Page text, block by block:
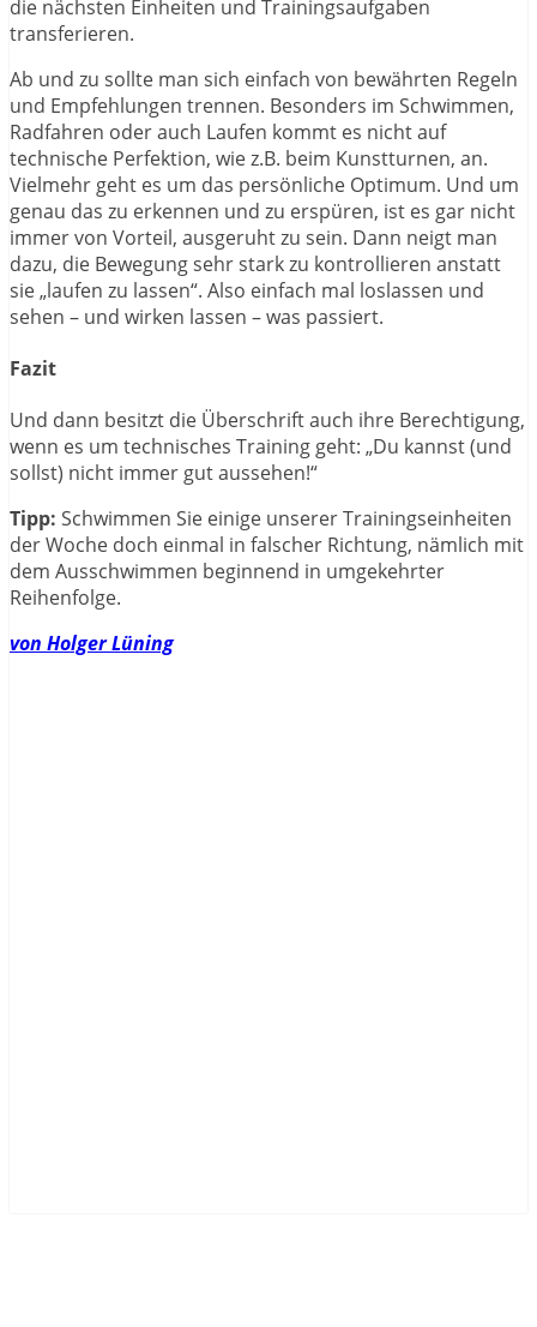
die nächsten Einheiten und Trainingsaufgaben
transferieren.
Ab und zu sollte man sich einfach von bewährten Regeln
und Empfehlungen trennen. Besonders im Schwimmen,
Radfahren oder auch Laufen kommt es nicht auf
technische Perfektion, wie z.B. beim Kunstturnen, an.
Vielmehr geht es um das persönliche Optimum. Und um
genau das zu erkennen und zu erspüren, ist es gar nicht
immer von Vorteil, ausgeruht zu sein. Dann neigt man
dazu, die Bewegung sehr stark zu kontrollieren anstatt
sie „laufen zu lassen“. Also einfach mal loslassen und
sehen – und wirken lassen – was passiert.
Fazit
Und dann besitzt die Überschrift auch ihre Berechtigung,
wenn es um technisches Training geht: „Du kannst (und
sollst) nicht immer gut aussehen!“
Tipp: Schwimmen Sie einige unserer Trainingseinheiten
der Woche doch einmal in falscher Richtung, nämlich mit
dem Ausschwimmen beginnend in umgekehrter
Reihenfolge.
von Holger Lüning